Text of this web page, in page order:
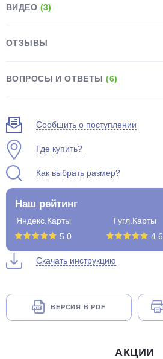
ВИДЕО (3)
ОТЗЫВЫ
ВОПРОСЫ И ОТВЕТЫ(6)
Сообщить о поступлении
Где купить?
Как выбрать размер?
Наш рейтинг
Яндекс.Карты
5.0
Гугл.Карты
4.6
Скачать инструкцию
ВЕРСИЯ В PDF
АКЦИИ